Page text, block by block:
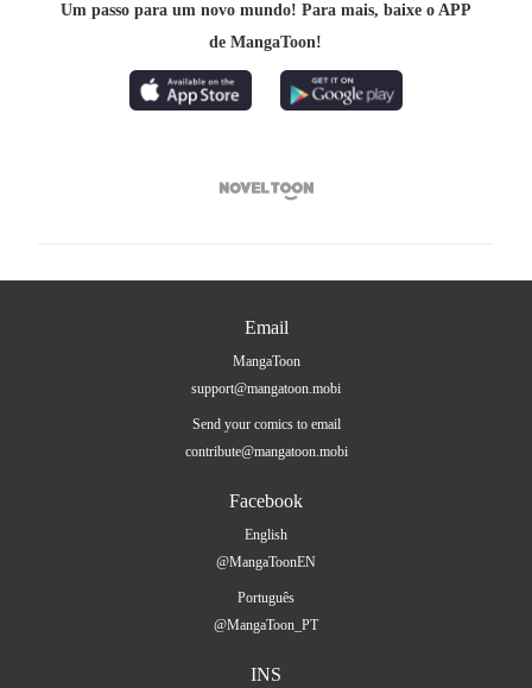
Um passo para um novo mundo! Para mais, baixe o APP
de MangaToon!

Email
MangaToon
support@mangatoon.mobi
Send your comics to email
contribute@mangatoon.mobi
Facebook
English
@MangaToonEN
Português
@MangaToon_PT
INS